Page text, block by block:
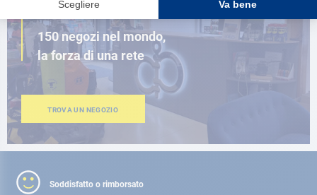
150 negozi nel mondo,
la forza di una rete
TROVA UN NEGOZIO
Soddisfatto o rimborsato